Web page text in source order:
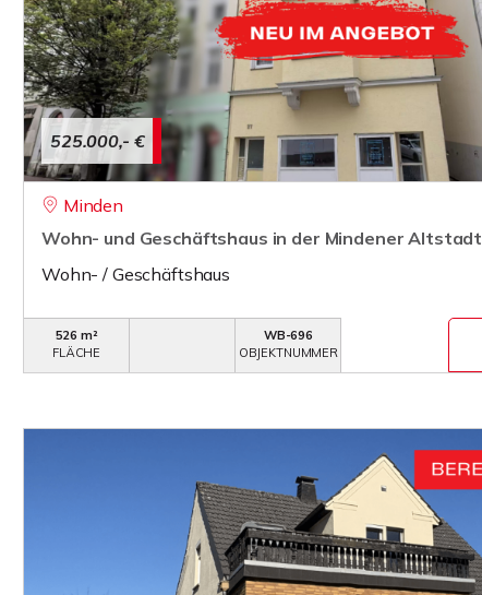
525.000,- €
Minden
Wohn- und Geschäftshaus in der Mindener Altstadt
Wohn- / Geschäftshaus
526 m²
FLÄCHE
WB-696
OBJEKTNUMMER